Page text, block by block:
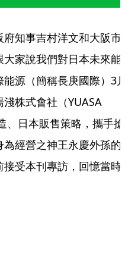
府知事吉村洋文和大阪市
家說我們對日本未來能
源（簡稱長庚國際）3
株式會社（YUASA
日本販售策略，攜手搶
經營之神王永慶外孫的
受本刊專訪，回憶當時